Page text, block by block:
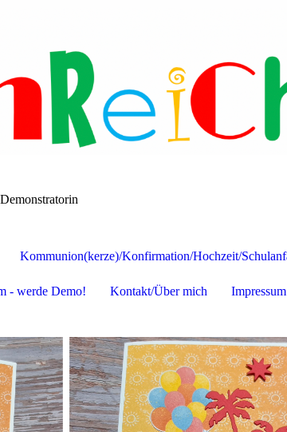
Kommunion(kerze)/Konfirmation/Hochzeit/
- werde Demo! Kontakt/Über mich Impressum